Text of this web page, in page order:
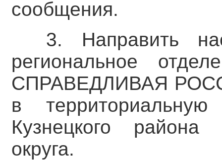
сообщения.
3. Направить
региональное
СПРАВЕДЛИВАЯ
в
Кузнецкого района
округа.